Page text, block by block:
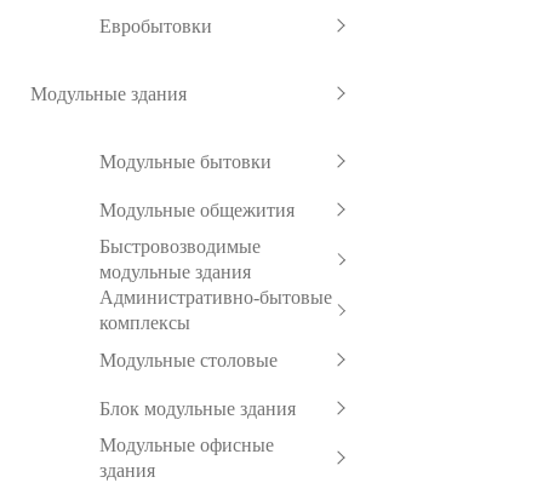
Евробытовки
Модульные здания
Модульные бытовки
Модульные общежития
Быстровозводимые
модульные здания
Административно-бытовые
комплексы
Модульные столовые
Блок модульные здания
Модульные офисные
здания